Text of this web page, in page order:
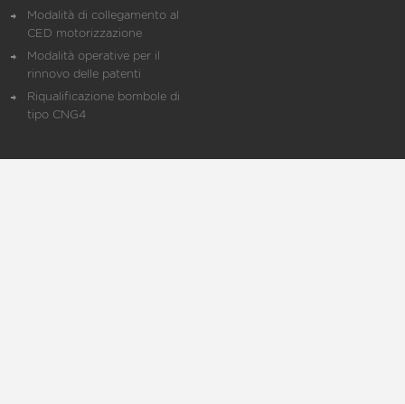
Modalità di collegamento al
CED motorizzazione
Modalità operative per il
rinnovo delle patenti
Riqualificazione bombole di
tipo CNG4